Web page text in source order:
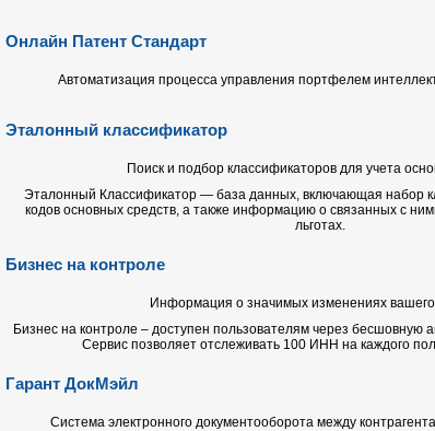
Онлайн Патент Стандарт
Автоматизация процесса управления портфелем
Эталонный классификатор
Поиск и подбор классификаторов для учета
Эталонный Классификатор — база данных, включающая набор
кодов основных средств, а также информацию о связанных с
льготах.
Бизнес на контроле
Информация о значимых изменениях
Бизнес на контроле – доступен пользователям через бесшовную
Сервис позволяет отслеживать 100 ИНН на каждого
Гарант ДокМэйл
Система электронного документооборота между